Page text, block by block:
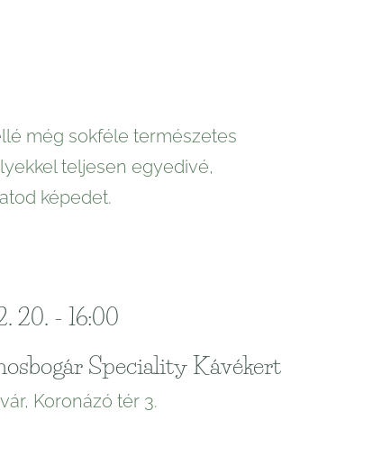
még sokféle természetes
teljesen egyedivé,
képedet.
20. - 16:00
Speciality Kávékert
Koronázó tér 3.